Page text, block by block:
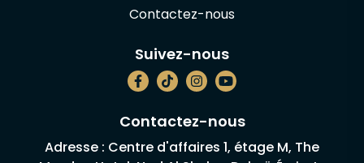
Contactez-nous
Suivez-nous
Contactez-nous
Adresse : Centre d'affaires 1, étage M, The